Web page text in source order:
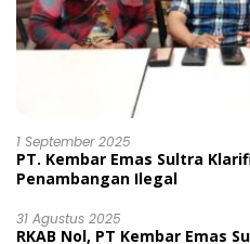
1 September 2025
PT. Kembar Emas Sultra
Penambangan Ilegal
31 Agustus 2025
RKAB Nol, PT Kembar Emas